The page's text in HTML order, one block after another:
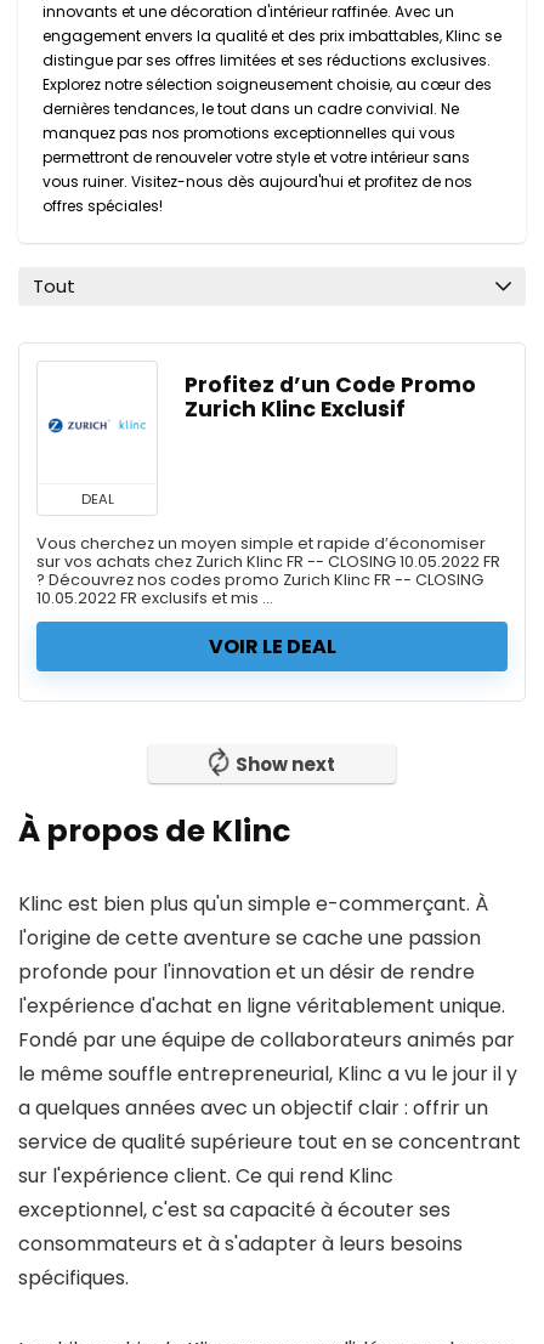
innovants et une décoration d'intérieur raffinée. Avec un
engagement envers la qualité et des prix imbattables, Klinc se
distingue par ses offres limitées et ses réductions exclusives.
Explorez notre sélection soigneusement choisie, au cœur des
dernières tendances, le tout dans un cadre convivial. Ne
manquez pas nos promotions exceptionnelles qui vous
permettront de renouveler votre style et votre intérieur sans
vous ruiner. Visitez-nous dès aujourd'hui et profitez de nos
offres spéciales!
Tout
DEAL
Profitez d’un Code Promo
Zurich Klinc Exclusif
Vous cherchez un moyen simple et rapide d’économiser
sur vos achats chez Zurich Klinc FR -- CLOSING 10.05.2022 FR
? Découvrez nos codes promo Zurich Klinc FR -- CLOSING
10.05.2022 FR exclusifs et mis ...
VOIR LE DEAL
Show next
À propos de Klinc
Klinc est bien plus qu'un simple e-commerçant. À
l'origine de cette aventure se cache une passion
profonde pour l'innovation et un désir de rendre
l'expérience d'achat en ligne véritablement unique.
Fondé par une équipe de collaborateurs animés par
le même souffle entrepreneurial, Klinc a vu le jour il y
a quelques années avec un objectif clair : offrir un
service de qualité supérieure tout en se concentrant
sur l'expérience client. Ce qui rend Klinc
exceptionnel, c'est sa capacité à écouter ses
consommateurs et à s'adapter à leurs besoins
spécifiques.